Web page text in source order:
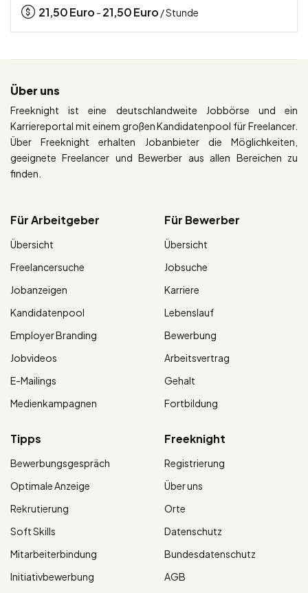
21,50Euro - 21,50Euro / Stunde
Über uns
Freeknight ist eine deutschlandweite Jobbörse und ein
Karriereportal mit einem großen Kandidatenpool für Freelancer.
Über Freeknight erhalten Jobanbieter die Möglichkeiten,
geeignete Freelancer und Bewerber aus allen Bereichen zu
finden.
Für Arbeitgeber
Übersicht
Freelancersuche
Jobanzeigen
Kandidatenpool
Employer Branding
Jobvideos
E-Mailings
Medienkampagnen
Für Bewerber
Übersicht
Jobsuche
Karriere
Lebenslauf
Bewerbung
Arbeitsvertrag
Gehalt
Fortbildung
Tipps
Bewerbungsgespräch
Optimale Anzeige
Rekrutierung
Soft Skills
Mitarbeiterbindung
Initiativbewerbung
Freeknight
Registrierung
Über uns
Orte
Datenschutz
Bundesdatenschutz
AGB